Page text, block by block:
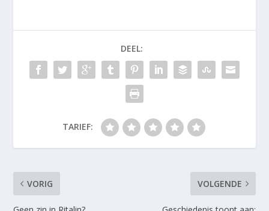
DEEL:
TARIEF:
VORIG VOLGENDE